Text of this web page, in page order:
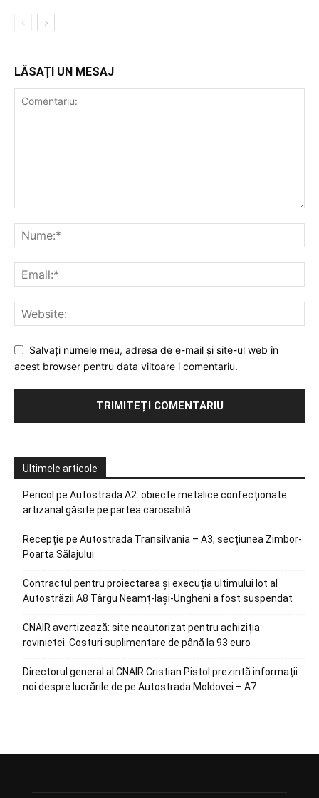
LĂSAȚI UN MESAJ
Salvați numele meu, adresa de e-mail și site-ul web în
acest browser pentru data viitoare i comentariu.
Ultimele articole
Pericol pe Autostrada A2: obiecte metalice confecționate
artizanal găsite pe partea carosabilă
Recepție pe Autostrada Transilvania – A3, secțiunea Zimbor-
Poarta Sălajului
Contractul pentru proiectarea și execuția ultimului lot al
Autostrăzii A8 Târgu Neamț-Iași-Ungheni a fost suspendat
CNAIR avertizează: site neautorizat pentru achiziția
rovinietei. Costuri suplimentare de până la 93 euro
Directorul general al CNAIR Cristian Pistol prezintă informații
noi despre lucrările de pe Autostrada Moldovei – A7